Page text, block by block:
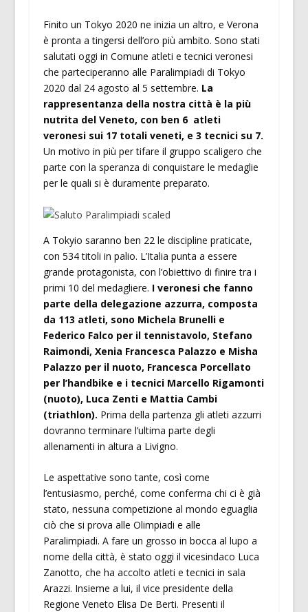
Finito un Tokyo 2020 ne inizia un altro, e Verona
è pronta a tingersi dell’oro più ambito. Sono stati
salutati oggi in Comune atleti e tecnici veronesi
che parteciperanno alle Paralimpiadi di Tokyo
2020 dal 24 agosto al 5 settembre. La
rappresentanza della nostra città è la più
nutrita del Veneto, con ben 6 atleti
veronesi sui 17 totali veneti, e 3 tecnici su 7.
Un motivo in più per tifare il gruppo scaligero che
parte con la speranza di conquistare le medaglie
per le quali si è duramente preparato.
A Tokyio saranno ben 22 le discipline praticate,
con 534 titoli in palio. L’Italia punta a essere
grande protagonista, con l’obiettivo di finire tra i
primi 10 del medagliere. I veronesi che fanno
parte della delegazione azzurra, composta
da 113 atleti, sono Michela Brunelli e
Federico Falco per il tennistavolo, Stefano
Raimondi, Xenia Francesca Palazzo e Misha
Palazzo per il nuoto, Francesca Porcellato
per l’handbike e i tecnici Marcello Rigamonti
(nuoto), Luca Zenti e Mattia Cambi
(triathlon). Prima della partenza gli atleti azzurri
dovranno terminare l’ultima parte degli
allenamenti in altura a Livigno.
Le aspettative sono tante, così come
l’entusiasmo, perché, come conferma chi ci è già
stato, nessuna competizione al mondo eguaglia
ciò che si prova alle Olimpiadi e alle
Paralimpiadi. A fare un grosso in bocca al lupo a
nome della città, è stato oggi il vicesindaco Luca
Zanotto, che ha accolto atleti e tecnici in sala
Arazzi. Insieme a lui, il vice presidente della
Regione Veneto Elisa De Berti. Presenti il